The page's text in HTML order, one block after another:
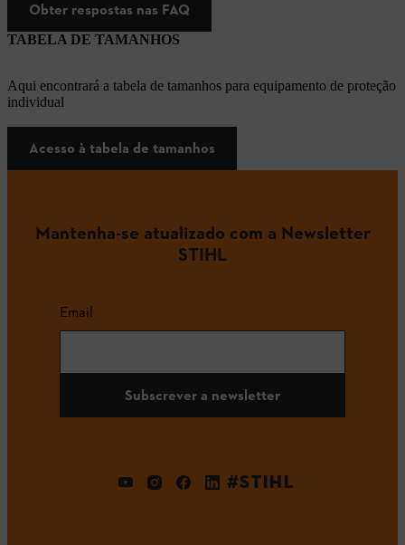
Obter respostas nas FAQ
TABELA DE TAMANHOS
Aqui encontrará a tabela de tamanhos para equipamento de proteção
individual
Acesso à tabela de tamanhos
Mantenha-se atualizado com a Newsletter
STIHL
Email
Subscrever a newsletter
#STIHL